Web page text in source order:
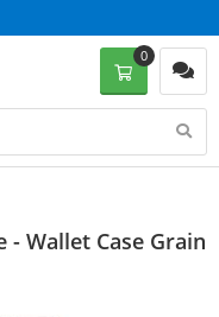
0
- Wallet Case Grain